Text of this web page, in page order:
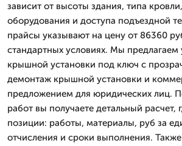
зависит от высоты здания, типа
оборудования и доступа подъездной
прайсы указывают на цену от 86360
стандартных условиях. Мы предлагаем
крышной установки под ключ с
демонтаж крышной установки и
предложением для юридических лиц.
работ вы получаете детальный расчет,
позиции: работы, материалы, руб за
отчисления и сроки выполнения.